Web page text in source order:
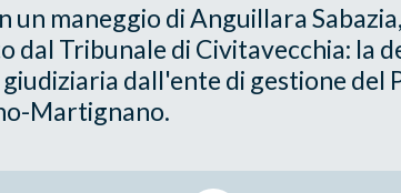
un maneggio di Anguillara Sabazia,
dal Tribunale di Civitavecchia: la
dall'ente di gestione del
Martignano.